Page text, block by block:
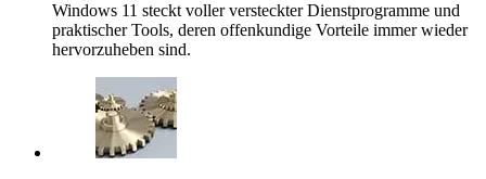
Windows 11 steckt voller versteckter Dienstprogramme und
praktischer Tools, deren offenkundige Vorteile immer wieder
hervorzuheben sind.